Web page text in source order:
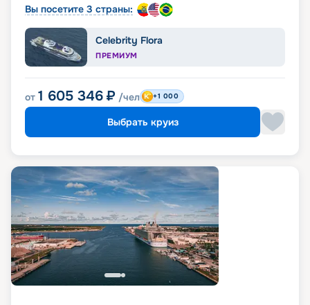
Вы посетите 3 страны:
Celebrity Flora
ПРЕМИУМ
от 1 605 346 ₽ /чел +1 000
Выбрать круиз